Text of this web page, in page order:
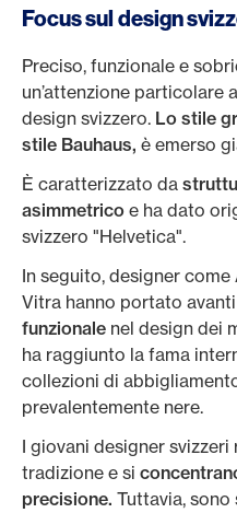
Focus sul design
Preciso, funzionale e
un’attenzione particolare
design svizzero. Lo stile
stile Bauhaus, è emerso
È caratterizzato da
asimmetrico e ha dato
svizzero "Helvetica".
In seguito, designer come
Vitra hanno portato
funzionale nel design dei
ha raggiunto la fama
collezioni di
prevalentemente nere.
I giovani designer
tradizione e si
precisione. Tuttavia,